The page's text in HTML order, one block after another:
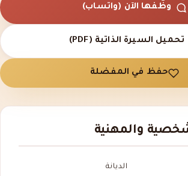
وظّفها الآن (واتساب)
تحميل السيرة الذاتية (PDF)
حفظ في المفضلة
والمهنية
الديانة